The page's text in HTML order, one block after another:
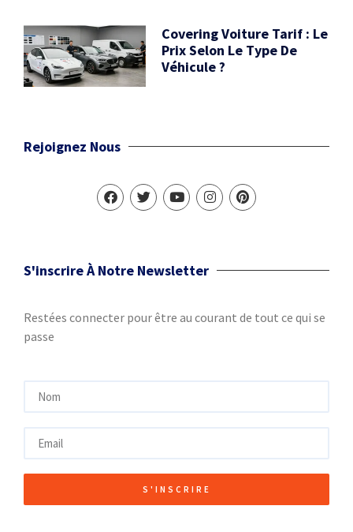
Covering Voiture Tarif : Le
Prix Selon Le Type De
Véhicule ?
Rejoignez Nous
S'inscrire À Notre Newsletter
Restées connecter pour être au courant de tout ce qui se
passe
S'INSCRIRE